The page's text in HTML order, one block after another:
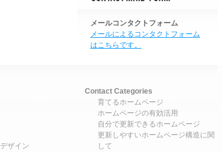
メールコンタクトフォーム
メールによるコンタクトフォーム
はこちらです。
デザイン
Contact Categories
育てるホームページ
ホームページの有効活用
自分で更新できるホームページ
更新しやすいホームページ構造に関
して